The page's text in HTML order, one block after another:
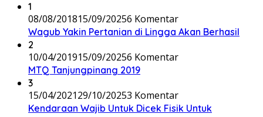
1
08/08/201815/09/20256 Komentar
Wagub Yakin Pertanian di Lingga Akan Berhasil
2
10/04/201915/09/20256 Komentar
MTQ Tanjungpinang 2019
3
15/04/202129/10/20253 Komentar
Kendaraan Wajib Untuk Dicek Fisik Untuk